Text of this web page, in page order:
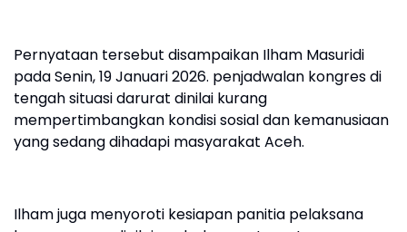
Pernyataan tersebut disampaikan Ilham Masuridi
pada Senin, 19 Januari 2026. penjadwalan kongres di
tengah situasi darurat dinilai kurang
mempertimbangkan kondisi sosial dan kemanusiaan
yang sedang dihadapi masyarakat Aceh.
Ilham juga menyoroti kesiapan panitia pelaksana